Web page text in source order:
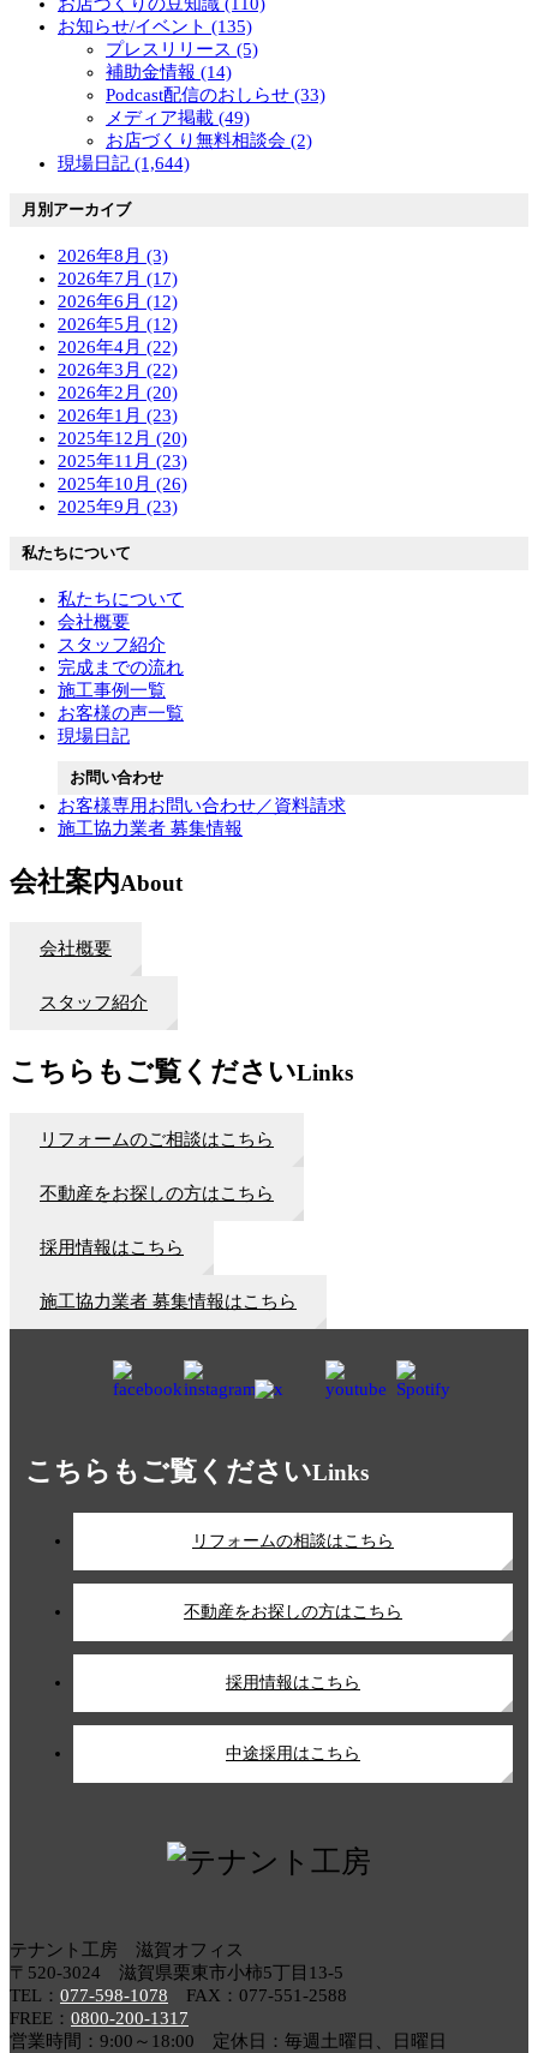
お店づくりの豆知識 (110)
お知らせ/イベント (135)
プレスリリース (5)
補助金情報 (14)
Podcast配信のおしらせ (33)
メディア掲載 (49)
お店づくり無料相談会 (2)
現場日記 (1,644)
月別アーカイブ
2026年8月 (3)
2026年7月 (17)
2026年6月 (12)
2026年5月 (12)
2026年4月 (22)
2026年3月 (22)
2026年2月 (20)
2026年1月 (23)
2025年12月 (20)
2025年11月 (23)
2025年10月 (26)
2025年9月 (23)
私たちについて
私たちについて
会社概要
スタッフ紹介
完成までの流れ
施工事例一覧
お客様の声一覧
現場日記
お問い合わせ
お客様専用お問い合わせ／資料請求
施工協力業者 募集情報
会社案内About
会社概要
スタッフ紹介
こちらもご覧くださいLinks
リフォームのご相談はこちら
不動産をお探しの方はこちら
採用情報はこちら
施工協力業者 募集情報はこちら
こちらもご覧くださいLinks
リフォームの相談はこちら
不動産をお探しの方はこちら
採用情報はこちら
中途採用はこちら
テナント工房 滋賀オフィス
〒520-3024 滋賀県栗東市小柿5丁目13-5
TEL： 077-598-1078 FAX：077-551-2588
FREE： 0800-200-1317
営業時間：9:00～18:00 定休日：毎週土曜日、日曜日